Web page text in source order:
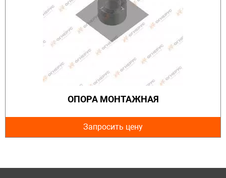
ОПОРА МОНТАЖНАЯ
Запросить цену